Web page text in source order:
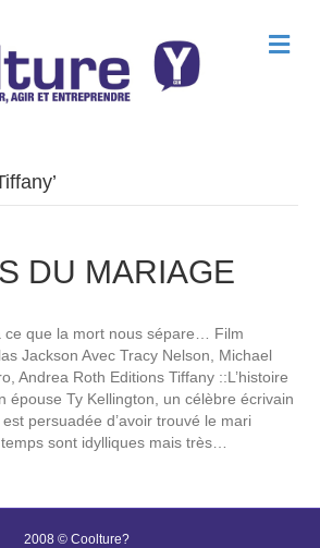
M
e
DU MARIAGE
ce que la mort nous sépare… Film
Jackson Avec Tracy Nelson, Michael
Andrea Roth Editions Tiffany ::L’histoire
épouse Ty Kellington, un célèbre écrivain
persuadée d’avoir trouvé le mari
sont idylliques mais très…
2008 © Coolture?